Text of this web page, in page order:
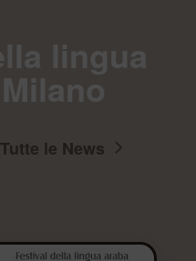
Tutte le News